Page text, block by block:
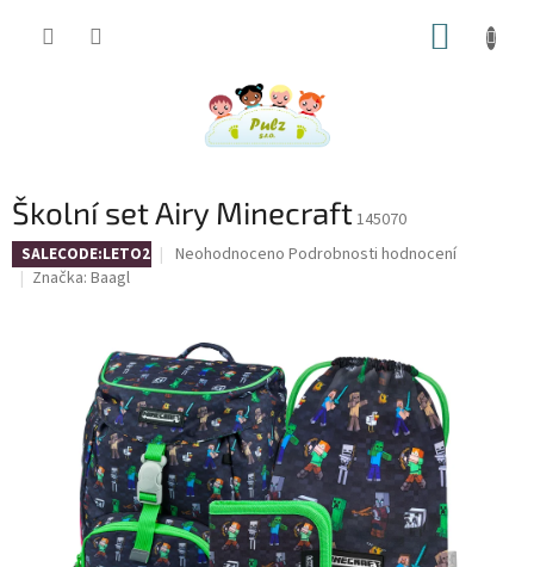
Školní set Airy Minecraft145070
SALECODE:LETO26:4:%Průměrné
0,0
z
5
hvězdiček.
Neohodnoceno Podrobnosti hodnocení
Značka: Baagl